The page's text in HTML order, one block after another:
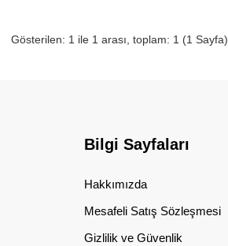
Gösterilen: 1 ile 1 arası, toplam: 1 (1 Sayfa)
Bilgi Sayfaları
Hakkımızda
Mesafeli Satış Sözleşmesi
Gizlilik ve Güvenlik